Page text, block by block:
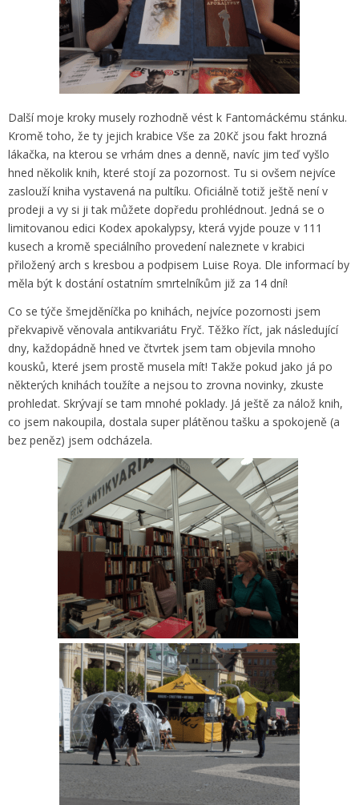
Další moje kroky musely rozhodně vést k Fantomáckému stánku.
Kromě toho, že ty jejich krabice Vše za 20Kč jsou fakt hrozná
lákačka, na kterou se vrhám dnes a denně, navíc jim teď vyšlo
hned několik knih, které stojí za pozornost. Tu si ovšem nejvíce
zaslouží kniha vystavená na pultíku. Oficiálně totiž ještě není v
prodeji a vy si ji tak můžete dopředu prohlédnout. Jedná se o
limitovanou edici Kodex apokalypsy, která vyjde pouze v 111
kusech a kromě speciálního provedení naleznete v krabici
přiložený arch s kresbou a podpisem Luise Roya. Dle informací by
měla být k dostání ostatním smrtelníkům již za 14 dní!
Co se týče šmejděníčka po knihách, nejvíce pozornosti jsem
překvapivě věnovala antikvariátu Fryč. Těžko říct, jak následující
dny, každopádně hned ve čtvrtek jsem tam objevila mnoho
kousků, které jsem prostě musela mít! Takže pokud jako já po
některých knihách toužíte a nejsou to zrovna novinky, zkuste
prohledat. Skrývají se tam mnohé poklady. Já ještě za nálož knih,
co jsem nakoupila, dostala super plátěnou tašku a spokojeně (a
bez peněz) jsem odcházela.